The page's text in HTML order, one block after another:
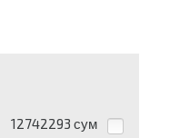
12742293 сум